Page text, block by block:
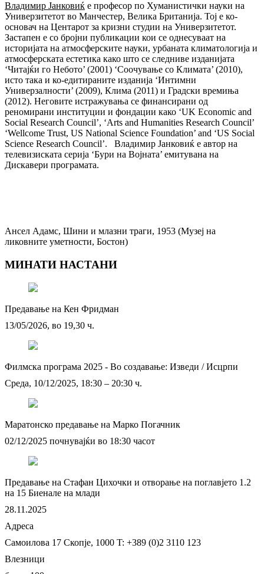
Владимир Јанковиќ е професор по Хуманистички науки на
Универзитетот во Манчестер, Велика Британија. Тој е ко-
основач на Центарот за кризни студии на Универзитетот.
Застапен е со бројни публикации кои се однесуваат на
историјата на атмосферските науки, урбаната климатологија и
атмосферската естетика како што се следниве изданијата
‘Читајќи го Небото’ (2001) ‘Соочување со Климата’ (2010),
исто така и ко-едитираните изданија ‘Интимни
Универзалности’ (2009), Клима (2011) и Градски времиња
(2012). Неговите истражувања се финансирани од
реномирани институции и фондации како ‘UK Economic and
Social Research Council’, ‘Arts and Humanities Research Council’
‘Wellcome Trust, US National Science Foundation’ and ‘US Social
Science Research Council’. Владимир Јанковиќ е автор на
телевизиската серија ‘Бури на Војната’ емитувана на
Дискавери програмата.
Ансел Адамс, Шини и млазни траги, 1953 (Музеј на
ликовните уметности, Бостон)
МИНАТИ НАСТАНИ
Предавање на Кен Фридман
13/05/2026, во 19,30 ч.
Филмска програма 2025 - Во создавање: Изведи / Исцрпи
Среда, 10/12/2025, 18:30 – 20:30 ч.
Маратонско предавање на Марко Погачник
02/12/2025 почнувајќи во 18:30 часот
Предавање на Стафан Цихочки и отворање на поглавјето 1.2
на 15 Биенале на млади
28.11.2025
Адреса
Самоилова 17 Скопје, 1000 T: +389 (0)2 3110 123
Влезници